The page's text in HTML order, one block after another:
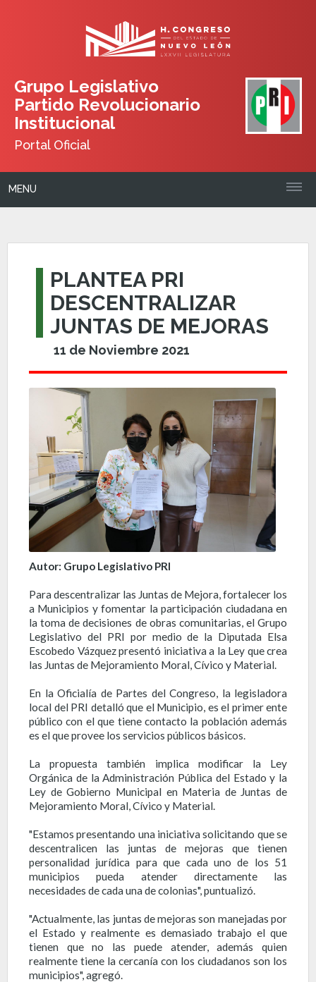
Grupo Legislativo
Partido Revolucionario
Institucional
Portal Oficial
MENU
PLANTEA PRI
DESCENTRALIZAR
JUNTAS DE MEJORAS
11 de Noviembre 2021
Autor: Grupo Legislativo PRI
Para descentralizar las Juntas de Mejora, fortalecer los
a Municipios y fomentar la participación ciudadana en
la toma de decisiones de obras comunitarias, el Grupo
Legislativo del PRI por medio de la Diputada Elsa
Escobedo Vázquez presentó iniciativa a la Ley que crea
las Juntas de Mejoramiento Moral, Cívico y Material.
En la Oficialía de Partes del Congreso, la legisladora
local del PRI detalló que el Municipio, es el primer ente
público con el que tiene contacto la población además
es el que provee los servicios públicos básicos.
La propuesta también implica modificar la Ley
Orgánica de la Administración Pública del Estado y la
Ley de Gobierno Municipal en Materia de Juntas de
Mejoramiento Moral, Cívico y Material.
"Estamos presentando una iniciativa solicitando que se
descentralicen las juntas de mejoras que tienen
personalidad jurídica para que cada uno de los 51
municipios pueda atender directamente las
necesidades de cada una de colonias", puntualizó.
"Actualmente, las juntas de mejoras son manejadas por
el Estado y realmente es demasiado trabajo el que
tienen que no las puede atender, además quien
realmente tiene la cercanía con los ciudadanos son los
municipios", agregó.